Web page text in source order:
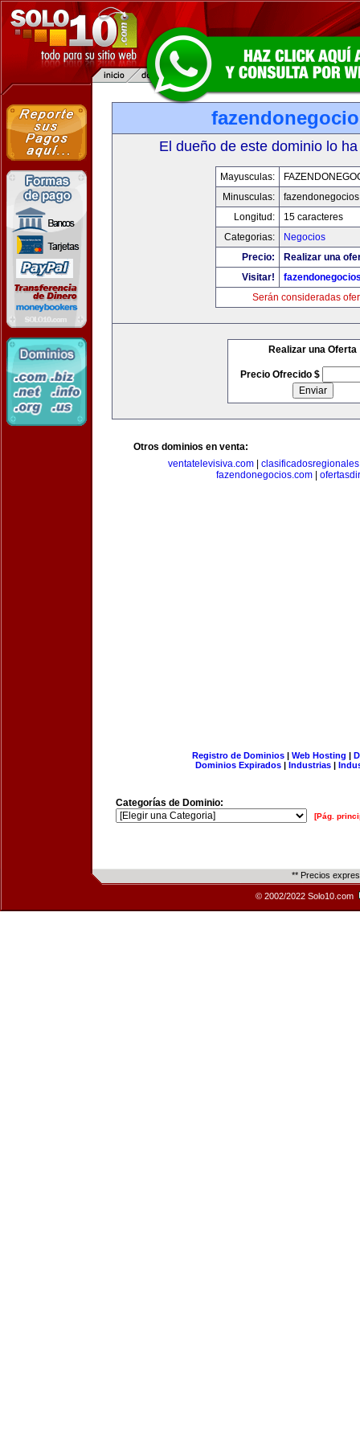
El dueño de este dominio lo
Mayusculas:
Minusculas:
Longitud:
15 caracteres
Categorias:
Negocios
Precio:
Realizar una
Visitar!
Serán consideradas
Realizar una Oferta
Precio Ofrecido $
Otros dominios en venta:
ventatelevisiva.com
fazendonegocios.com|
Registro de Dominios| Web Hosting |
Dominios Expirados | Industrias |
Categorías de Dominio:
[Pág.
** Precios
© 2002/2022 Solo10.com